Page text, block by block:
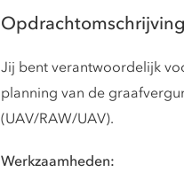
Opdrachtomschrijving
Jij bent verantwoordelijk
planning van de
(UAV/RAW/UAV).
Werkzaamheden: